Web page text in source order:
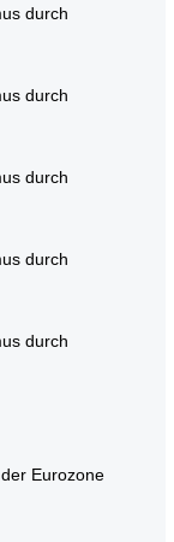
durch
durch
durch
durch
durch
Eurozone